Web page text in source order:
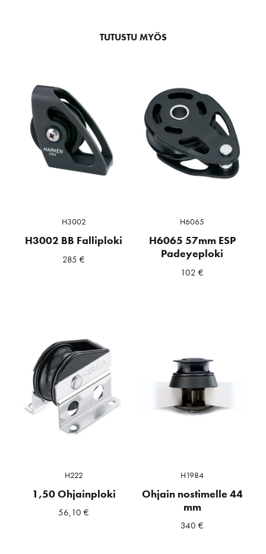
TUTUSTU MYÖS
H3002
H3002 BB Falliploki
285€
H6065
H6065 57mm ESP
Padeyeploki
102€
H222
1,50 Ohjainploki
56,10€
H1984
Ohjain nostimelle 44
mm
340€